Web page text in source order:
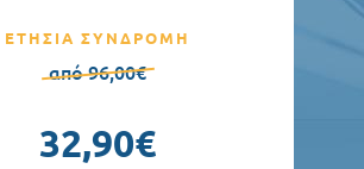
ΕΤΗΣΙΑ ΣΥΝΔΡΟΜΗ
από 96,00€
32,90€